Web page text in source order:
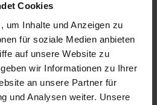
Cookies
um Inhalte und Anzeigen zu
für soziale Medien anbieten
auf unsere Website zu
wir Informationen zu Ihrer
an unsere Partner für
und Analysen weiter. Unsere